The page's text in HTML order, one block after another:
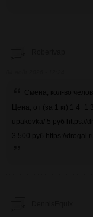
Смена, кол-во
Цена, от (за 1 кг) 1 4+1
upakovka/ 5 руб
3 500 руб https://